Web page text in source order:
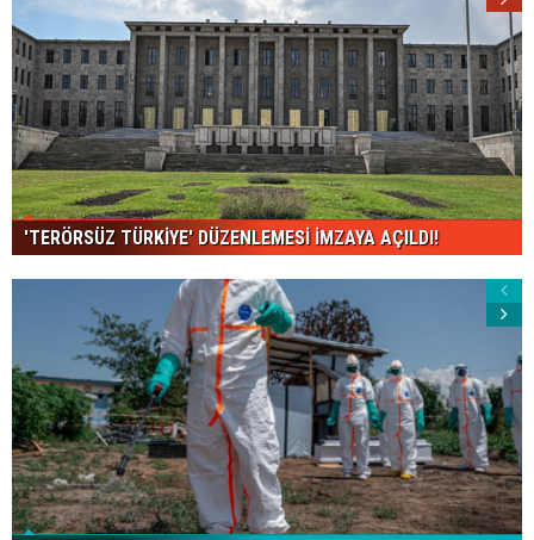
'TERÖRSÜZ TÜRKİYE' DÜZENLEMESİ İMZAYA AÇILDI!